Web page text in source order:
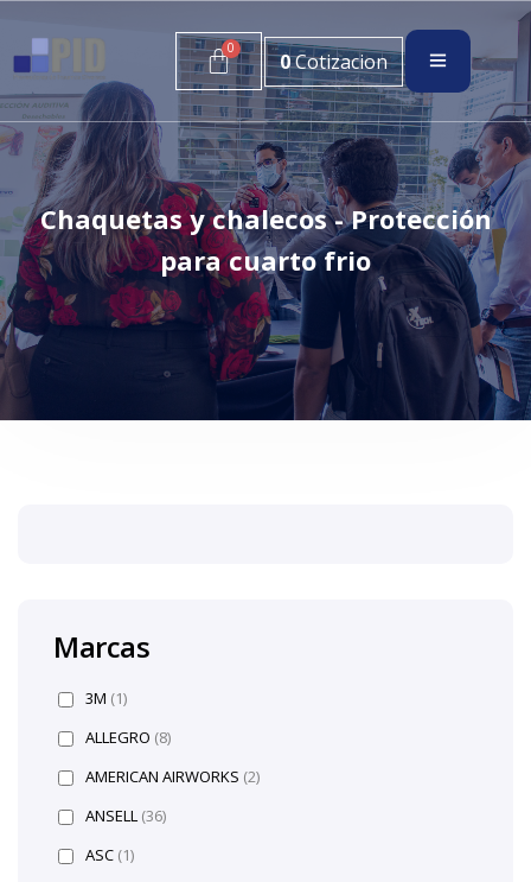
0Cotizacion
Chaquetas y chalecos - Protección
para cuarto frio
Marcas
3M (1)
ALLEGRO (8)
AMERICAN AIRWORKS (2)
ANSELL (36)
ASC (1)